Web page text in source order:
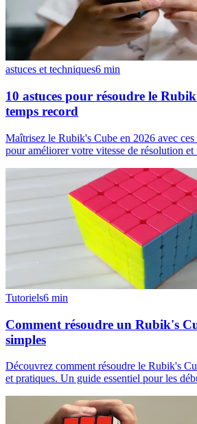
astuces et techniques6 min
10 astuces pour résoudre le
temps record
Maîtrisez le Rubik's Cube en 2026 avec ces
pour améliorer votre vitesse de résolution
Tutoriels6 min
Comment résoudre un Rubik's
simples
Découvrez comment résoudre le Rubik's
et pratiques. Un guide essentiel pour les